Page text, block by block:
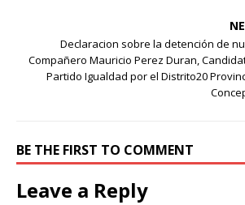
Declaracion sobre la detención de
Compañero Mauricio Perez Duran,
Partido Igualdad por el Distrito20
BE THE FIRST TO COMMENT
Leave a Reply